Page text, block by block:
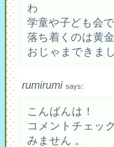
わ
学童や子ども会
落ち着くのは黄
おじゃまできま
rumirumi says:
こんばんは！
コメントチェッ
みません 。